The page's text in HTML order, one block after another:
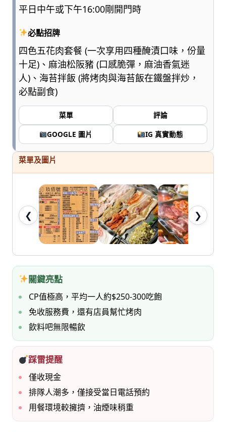
輕
平日中午或下午16:00剛開門時
必點招牌
四色五花肉套餐 (一次享用四種醃漬口味，份量
十足)、麻油松阪豬 (口感脆彈，麻油香氣迷
人)、海苔拌飯 (將烤肉與海苔飯在鐵盤拌炒，
必點副食)
菜單
評論
GOOGLE 圖片
IG 真實動態
菜單及圖片
❮ ❯
關鍵亮點
CP值極高，平均一人約$250-300吃飽
免收服務費，還有店員幫忙烤肉
飲料吧無限暢飲
踩雷提醒
僅收現金
排隊人潮多，僅接受當日電話預約
用餐環境較擁擠，油煙味稍重